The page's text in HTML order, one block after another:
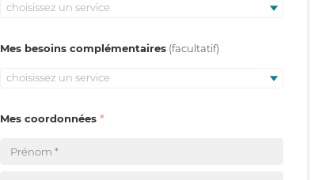
choisissez un service
Mes besoins complémentaires
choisissez un service
Mes coordonnées